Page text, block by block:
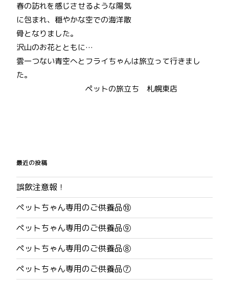
春の訪れを感じさせるような陽気
に包まれ、穏やかな空での海洋散
骨となりました。
沢山のお花とともに…
雲一つない青空へとフライちゃんは旅立って行きまし
た。
ペットの旅立ち 札幌東店
稿
ナ
ビ
ゲ
ー
シ
ョ
最近の投稿
誤飲注意報！
ペットちゃん専用のご供養品⑩
ペットちゃん専用のご供養品⑨
ペットちゃん専用のご供養品⑧
ペットちゃん専用のご供養品⑦